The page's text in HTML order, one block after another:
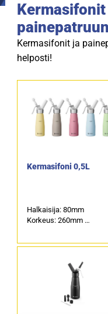
Kermasifonit ja
helposti!
Kermasifoni 0,5L
Halkaisija: 80mm
Korkeus: 260mm